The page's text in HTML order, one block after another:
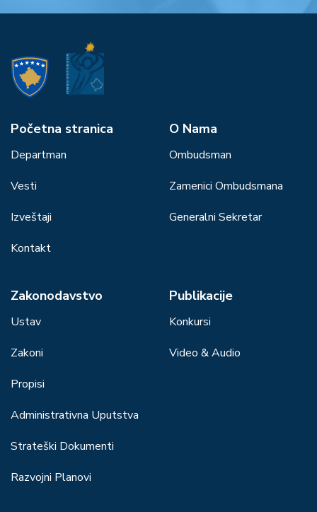
Početna stranica
Departman
Vesti
Izveštaji
Kontakt
О Nama
Ombudsman
Zamenici Ombudsmana
Generalni Sekretar
Zakonodavstvo
Ustav
Zakoni
Propisi
Administrativna Uputstva
Strateški Dokumenti
Razvojni Planovi
Publikacije
Konkursi
Video & Audio